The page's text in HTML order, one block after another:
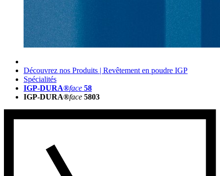
Découvrez nos Produits | Revêtement en poudre IGP
Spécialités
IGP-DURA®face 58
IGP-DURA®face 5803